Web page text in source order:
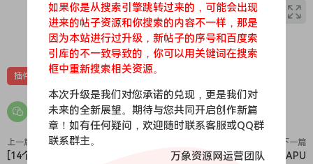
Perfect Room 2 – Artifact-free room reverb with a lush and
clear sound.
Poltergate – The ultimate drum gate.
Sub Generator – Thunderous low-end enhancer for drums
and percussion.
🏠 HomePage
0 0
插件 效果器
上一篇
[14个尖端音频完整套装] BABY
下一篇
[合集：响度处理工具] APU
如果你是从搜索引擎跳转过来的，可能会出现
进来的帖子资源和你搜索的内容不一样，那是
因为本站进行过升级，新帖子的序号和百度索
引库的不一致导致的，你可以用关键词在搜索
框中重新搜索相关资源。
本次升级是我们对您承诺的兑现，更是我们对
未来的全新展望。期待与您共同开启创作新篇
章！如有任何疑问，欢迎随时联系客服或QQ群
联系群主。
万象资源网运营团队